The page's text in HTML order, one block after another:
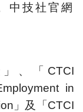
中技社官網
、「CTCI
in
」及「CTCI